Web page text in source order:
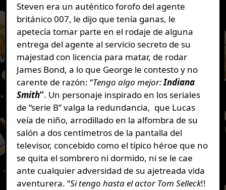
Steven era un auténtico forofo del agente
británico 007, le dijo que tenía ganas, le
apetecía tomar parte en el rodaje de alguna
entrega del agente al servicio secreto de su
majestad con licencia para matar, de rodar
James Bond, a lo que George le contesto y no
carente de razón: “Tengo algo mejor:Indiana
Smith”. Un personaje inspirado en los seriales
de “serie B” valga la redundancia, que Lucas
veía de niño, arrodillado en la alfombra de su
salón a dos centímetros de la pantalla del
televisor, concebido como el típico héroe que no
se quita el sombrero ni dormido, ni se le cae
ante cualquier adversidad de su ajetreada vida
aventurera. “Si tengo hasta el actor Tom Selleck!!